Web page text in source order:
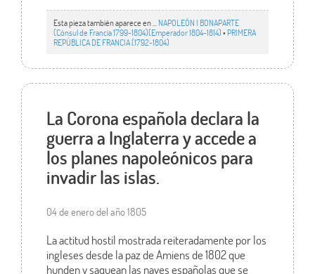
Esta pieza también aparece en ... NAPOLEÓN I BONAPARTE
(Cónsul de Francia 1799-1804)(Emperador 1804-1814)• PRIMERA
REPÚBLICA DE FRANCIA (1792-1804)
La Corona española declara la
guerra a Inglaterra y accede a
los planes napoleónicos para
invadir las islas.
04 de enero del año 1805
La actitud hostil mostrada reiteradamente por los
ingleses desde la paz de Amiens de 1802 que
hunden y saquean las naves españolas que se